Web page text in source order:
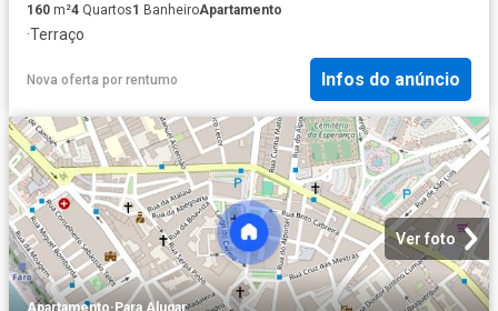
160 m²4 Quartos1 BanheiroApartamento
·Terraço
Nova oferta por rentumo Infos do anúncio
Ver foto